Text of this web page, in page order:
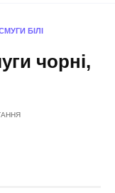
БІЛІ
чорні,